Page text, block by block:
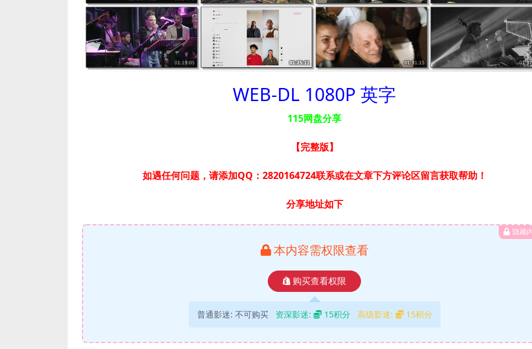
WEB-DL 1080P 英字
115网盘分享
【完整版】
如遇任何问题，请添加QQ：2820164724联系或在文章下方评论区留言获取帮助！
分享地址如下
隐藏
本内容需权限查看
购买查看权限
普通影迷: 不可购买 资深影迷: 15积分 高级影迷: 15积分